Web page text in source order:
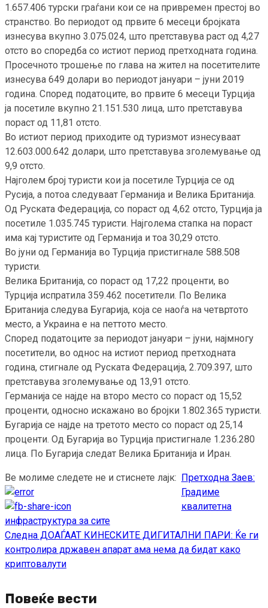
1.657.406 турски граѓани кои се на привремен престој во
странство. Во периодот од првите 6 месеци бројката
изнесува вкупно 3.075.024, што претставува раст од 4,27
отсто во споредба со истиот период претходната година.
Просечното трошење по глава на жител на посетителите
изнесува 649 долари во периодот јануари – јуни 2019
година. Според податоците, во првите 6 месеци Турција
ја посетиле вкупно 21.151.530 лица, што претставува
пораст од 11,81 отсто.
Во истиот период приходите од туризмот изнесуваат
12.603.000.642 долари, што претставува зголемување од
9,9 отсто.
Најголем број туристи кои ја посетиле Турција се од
Русија, а потоа следуваат Германија и Велика Британија.
Од Руската Федерација, со пораст од 4,62 отсто, Турција ја
посетиле 1.035.745 туристи. Најголема стапка на пораст
има кај туристите од Германија и тоа 30,29 отсто.
Во јуни од Германија во Турција пристигнале 588.508
туристи.
Велика Британија, со пораст од 17,22 проценти, во
Турција испратила 359.462 посетители. По Велика
Британија следува Бугарија, која се наоѓа на четвртото
место, а Украина е на петтото место.
Според податоците за периодот јануари – јуни, најмногу
посетители, во однос на истиот период претходната
година, стигнале од Руската Федерација, 2.709.397, што
претставува зголемување од 13,91 отсто.
Германија се најде на второ место со пораст од 15,52
проценти, односно искажано во бројки 1.802.365 туристи.
Бугарија се најде на третото место со пораст од 25,14
проценти. Од Бугарија во Турција пристигнале 1.236.280
лица. По Бугарија следат Велика Британија и Иран.
Ве молиме следете не и стиснете лајк:
Continue
Reading
Претходна Заев:
Градиме
квалитетна
инфраструктура за сите
Следна ДОАЃААТ КИНЕСКИТЕ ДИГИТАЛНИ ПАРИ: Ќе ги
контролира државен апарат ама нема да бидат како
криптовалути
Повеќе вести